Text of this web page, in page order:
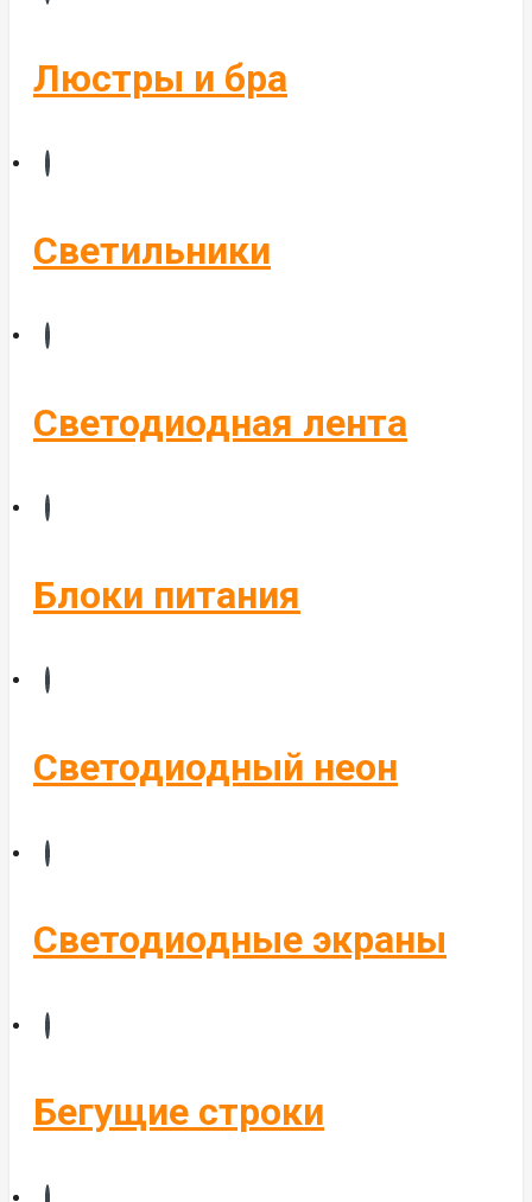
Управление светом
Люстры и бра
Светильники
Светодиодная лента
Блоки питания
Светодиодный неон
Светодиодные экраны
Бегущие строки